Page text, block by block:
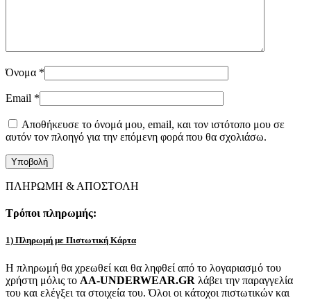
Όνομα *
Email *
Αποθήκευσε το όνομά μου, email, και τον ιστότοπο μου σε
αυτόν τον πλοηγό για την επόμενη φορά που θα σχολιάσω.
ΠΛΗΡΩΜΗ & ΑΠΟΣΤΟΛΗ
Τρόποι πληρωμής:
1) Πληρωμή με Πιστωτική Κάρτα
Η πληρωμή θα χρεωθεί και θα ληφθεί από το λογαριασμό του
χρήστη μόλις το AA-UNDERWEAR.GR λάβει την παραγγελία
του και ελέγξει τα στοιχεία του. Όλοι οι κάτοχοι πιστωτικών και